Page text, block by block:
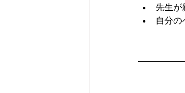
先生が
自分の